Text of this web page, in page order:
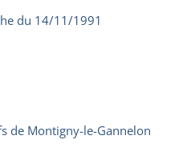
du 14/11/1991
de Montigny-le-Gannelon